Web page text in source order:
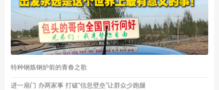
特种钢炼钢炉前的青春之歌
进一扇门 办两家事 打破“信息壁垒”让群众少跑腿